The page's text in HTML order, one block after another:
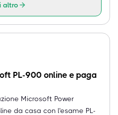
altro
PL-900 online e paga
Microsoft Power
da casa con l'esame PL-